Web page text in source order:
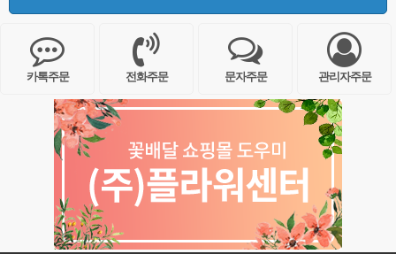
카톡주문 전화주문 문자주문 관리자주문